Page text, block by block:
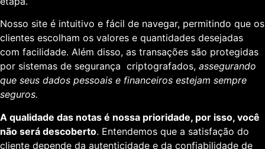
Nosso site é intuitivo e fácil de navegar, permitindo que os
clientes escolham os valores e quantidades desejadas
com facilidade. Além disso, as transações são protegidas
por sistemas de segurança criptografados, assegurando
que seus dados pessoais e financeiros estejam sempre
seguros.
A qualidade das notas é nossa prioridade, por isso, você
não será descoberto. Entendemos que a satisfação do
cliente depende da autenticidade e da confiabilidade de